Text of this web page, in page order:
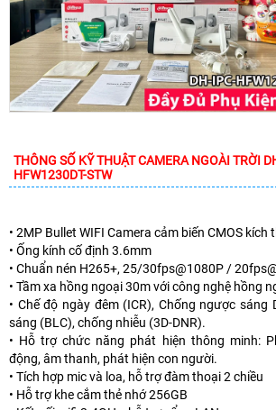
THÔNG SỐ KỸ THUẬT CAMERA NGOÀI TRỜI
HFW1230DT-STW
• 2MP Bullet WIFI Camera cảm biến CMOS kích
• Ống kính cố định 3.6mm
• Chuẩn nén H265+, 25/30fps@1080P /
• Tầm xa hồng ngoại 30m với công nghệ hồng
• Chế độ ngày đêm (ICR), Chống ngược sáng
sáng (BLC), chống nhiễu (3D-DNR).
• Hỗ trợ chức năng phát hiện thông minh:
động, âm thanh, phát hiện con người.
• Tích hợp mic và loa, hỗ trợ đàm thoại 2 chiều
• Hỗ trợ khe cắm thẻ nhớ 256GB